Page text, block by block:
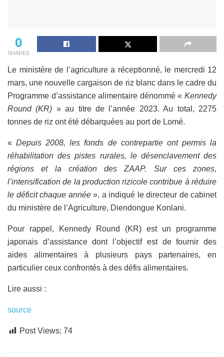
0
SHARES
Le ministère de l’agriculture a réceptionné, le mercredi 12
mars, une nouvelle cargaison de riz blanc dans le cadre du
Programme d’assistance alimentaire dénommé « Kennedy
Round (KR) » au titre de l’année 2023. Au total, 2275
tonnes de riz ont été débarquées au port de Lomé.
«Depuis 2008, les fonds de contrepartie ont permis la
réhabilitation des pistes rurales, le désenclavement des
régions et la création des ZAAP. Sur ces zones,
l’intensification de la production rizicole contribue à réduire
le déficit chaque année», a indiqué le directeur de cabinet
du ministère de l’Agriculture, Diendongue Konlani.
Pour rappel, Kennedy Round (KR) est un programme
japonais d’assistance dont l’objectif est de fournir des
aides alimentaires à plusieurs pays partenaires, en
particulier ceux confrontés à des défis alimentaires.
Lire aussi :
source
Post Views: 74